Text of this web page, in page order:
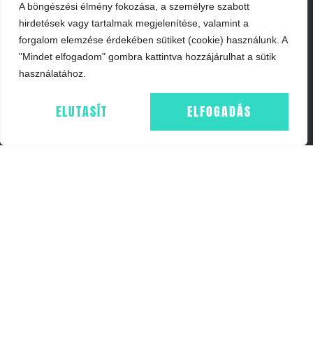
A böngészési élmény fokozása, a személyre szabott
hirdetések vagy tartalmak megjelenítése, valamint a
forgalom elemzése érdekében sütiket (cookie) használunk. A
"Mindet elfogadom" gombra kattintva hozzájárulhat a sütik
használatához.
ELUTASÍT ELFOGADÁS
INFORMÁCIÓK